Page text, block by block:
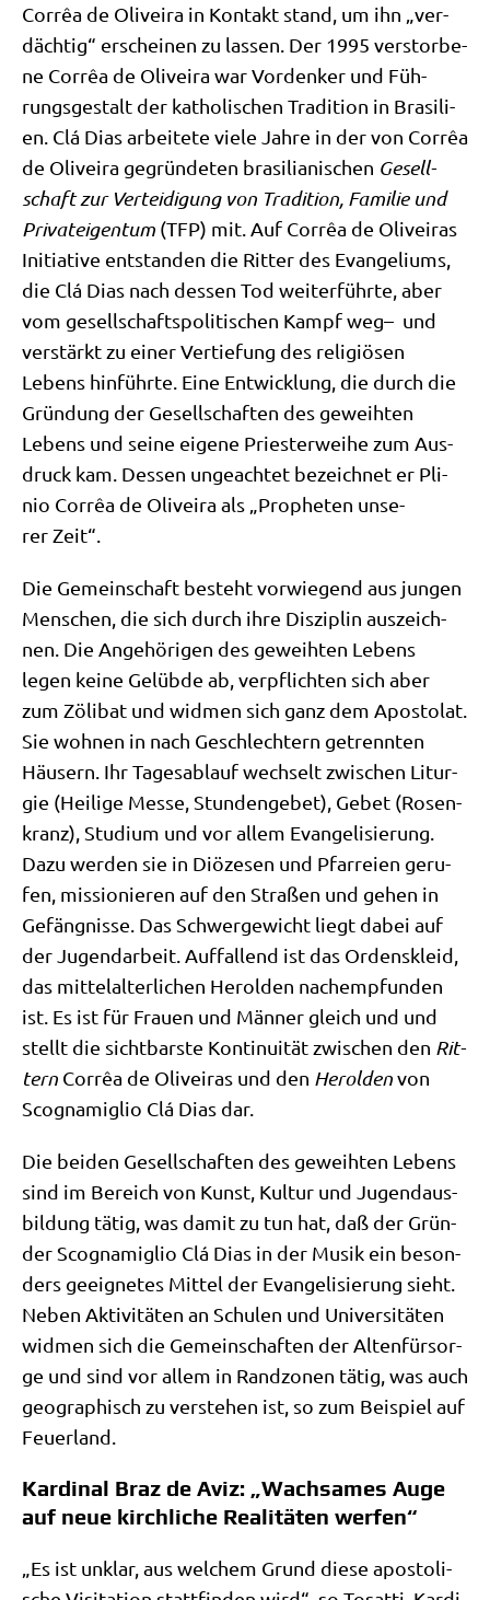
Cor­rêa de Oli­vei­ra in Kon­takt stand, um ihn „ver­
däch­tig“ erschei­nen zu las­sen. Der 1995 ver­stor­be­
ne Cor­rêa de Oli­vei­ra war Vor­den­ker und Füh­
rungs­ge­stalt der katho­li­schen Tra­di­ti­on in Bra­si­li­
en. Clá Dias arbei­te­te vie­le Jah­re in der von Cor­rêa
de Oli­vei­ra gegrün­de­ten bra­si­lia­ni­schen Gesell­
schaft zur Ver­tei­di­gung von Tra­di­ti­on, Fami­lie und
Pri­vat­ei­gen­tum (TFP) mit. Auf Cor­rêa de Oli­vei­ras
Initia­ti­ve ent­stan­den die Rit­ter des Evan­ge­li­ums,
die Clá Dias nach des­sen Tod wei­ter­führ­te, aber
vom gesell­schafts­po­li­ti­schen Kampf weg– und
ver­stärkt zu einer Ver­tie­fung des reli­giö­sen
Lebens hin­führ­te. Eine Ent­wick­lung, die durch die
Grün­dung der Gesell­schaf­ten des geweih­ten
Lebens und sei­ne eige­ne Prie­ster­wei­he zum Aus­
druck kam. Des­sen unge­ach­tet bezeich­net er Pli­
nio Cor­rêa de Oli­vei­ra als „Pro­phe­ten unse­
rer Zeit“.
Die Gemein­schaft besteht vor­wie­gend aus jun­gen
Men­schen, die sich durch ihre Dis­zi­plin aus­zeich­
nen. Die Ange­hö­ri­gen des geweih­ten Lebens
legen kei­ne Gelüb­de ab, ver­pflich­ten sich aber
zum Zöli­bat und wid­men sich ganz dem Apo­sto­lat.
Sie woh­nen in nach Geschlech­tern getrenn­ten
Häu­sern. Ihr Tages­ab­lauf wech­selt zwi­schen Lit­ur­
gie (Hei­li­ge Mes­se, Stun­den­ge­bet), Gebet (Rosen­
kranz), Stu­di­um und vor allem Evan­ge­li­sie­rung.
Dazu wer­den sie in Diö­ze­sen und Pfar­rei­en geru­
fen, mis­sio­nie­ren auf den Stra­ßen und gehen in
Gefäng­nis­se. Das Schwer­ge­wicht liegt dabei auf
der Jugend­ar­beit. Auf­fal­lend ist das Ordens­kleid,
das mit­tel­al­ter­li­chen Herol­den nach­emp­fun­den
ist. Es ist für Frau­en und Män­ner gleich und und
stellt die sicht­bar­ste Kon­ti­nui­tät zwi­schen den Rit­
tern Cor­rêa de Oli­vei­ras und den Herol­denvon
Sco­g­na­miglio Clá Dias dar.
Die bei­den Gesell­schaf­ten des geweih­ten Lebens
sind im Bereich von Kunst, Kul­tur und Jugend­aus­
bil­dung tätig, was damit zu tun hat, daß der Grün­
der Sco­g­na­miglio Clá Dias in der Musik ein beson­
ders geeig­ne­tes Mit­tel der Evan­ge­li­sie­rung sieht.
Neben Akti­vi­tä­ten an Schu­len und Uni­ver­si­tä­ten
wid­men sich die Gemein­schaf­ten der Alten­für­sor­
ge und sind vor allem in Rand­zo­nen tätig, was auch
geo­gra­phisch zu ver­ste­hen ist, so zum Bei­spiel auf
Feuerland.
Kardinal Braz de Aviz: „Wachsames Auge
auf neue kirchliche Realitäten werfen“
„Es ist unklar, aus wel­chem Grund die­se apo­sto­li­